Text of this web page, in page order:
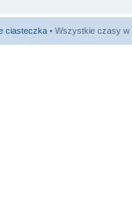
ciasteczka • Wszystkie czasy w